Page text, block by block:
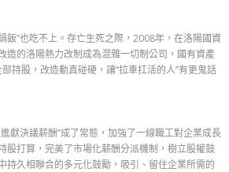
”也吃不上。存亡生死之際，2008年，在洛陽國資
造的洛陽熱力改制成為混雜一切制公司，國有資產
持股，改造動真碰硬，讓“拉車扛活的人”有更鬼話
決議薪酬”成了常態，加強了一線職工對企業成長
股打算，完美了市場化薪酬分派機制，樹立股權鼓
持久相聯合的多元化鼓勵，吸引、留住企業所需的